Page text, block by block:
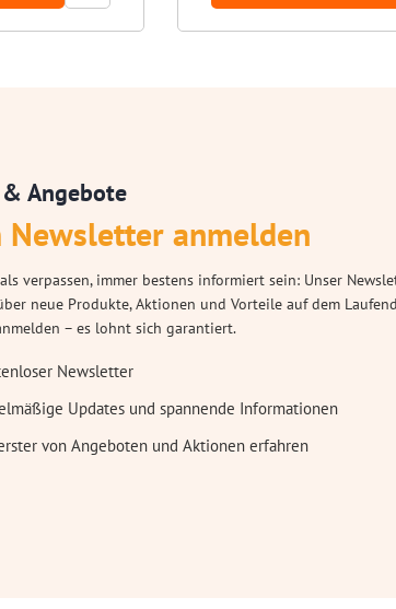
Angebote
Newsletter anmelden
verpassen, immer bestens informiert sein: Unser
neue Produkte, Aktionen und Vorteile auf dem
– es lohnt sich garantiert.
Newsletter
Updates und spannende Informationen
von Angeboten und Aktionen erfahren